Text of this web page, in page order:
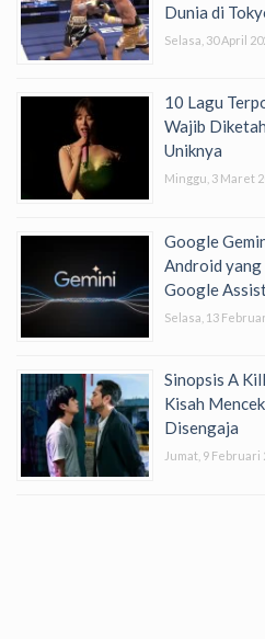
Dunia di
Selasa, 30 April
10 Lagu
Wajib
Uniknya
Minggu, 3 Maret
Google
Android
Google
Selasa, 13
Sinopsis A
Kisah
Disengaja
Jumat, 9 Februari